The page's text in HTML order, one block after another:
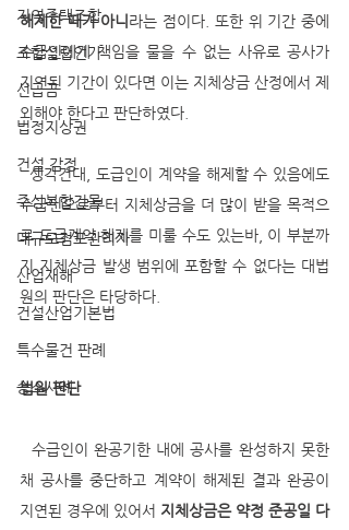
지역주택조합
조합설립인가
선급금
법정지상권
건설 감정
주상복합건물
대규모점포관리자
산업재해
건설산업기본법
특수물건 판례
승소사례
해제한 때가 아니 라는 점이다. 또한 위 기간 중에
수급인에게 책임을 물을 수 없는 사유로 공사가
지연된 기간이 있다면 이는 지체상금 산정에서 제
외해야 한다고 판단하였다.
  생각건대, 도급인이 계약을 해제할 수 있음에도
수급인으로부터 지체상금을 더 많이 받을 목적으
로 도급계약 해제를 미룰 수도 있는바, 이 부분까
지 지체상금 발생 범위에 포함할 수 없다는 대법
원의 판단은 타당하다.
법원 판단
채 공사를 중단하고 계약이 해제된 결과 완공이
지연된 경우에 있어서 지체상금은 약정 준공일 다